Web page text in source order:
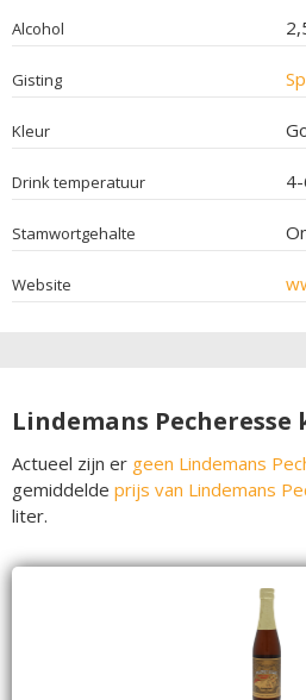
Alcohol
Gisting
Kleur
Drink temperatuur
Stamwortgehalte
Website
Lindemans Pecheresse
Actueel zijn er geen Lindemans
gemiddelde prijs van Lindemans
liter.